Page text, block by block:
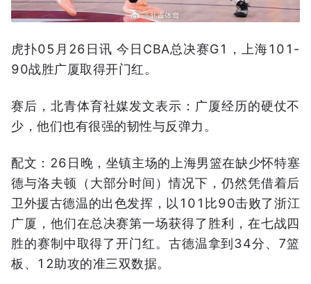
虎扑05月26日讯 今日CBA总决赛G1，上海101-
90战胜广厦取得开门红。
赛后，北青体育社媒发文表示：广厦经历的硬仗不
少，他们也有很强的韧性与反弹力。
配文：26日晚，坐镇主场的上海男篮在缺少怀特塞
德与洛夫顿（大部分时间）情况下，仍然凭借着后
卫外援古德温的出色发挥，以101比90击败了浙江
广厦，他们在总决赛第一场获得了胜利，在七战四
胜的赛制中取得了开门红。古德温拿到34分、7篮
板、12助攻的准三双数据。